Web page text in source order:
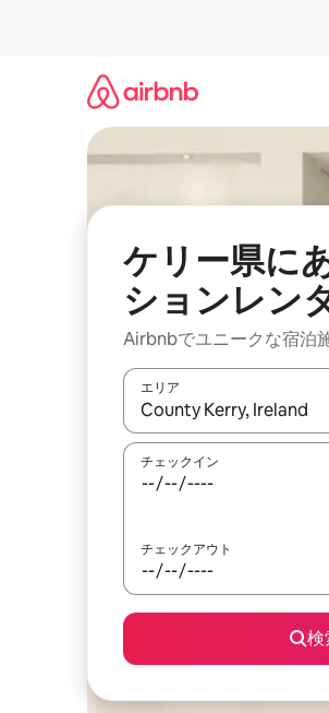
ケリー県に
ションレン
Airbnbでユニークな宿泊
エリア
検索結果が表示されたら、
チェックイン
チェックアウト
検